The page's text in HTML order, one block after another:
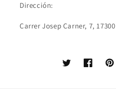
Dirección:
Carrer Josep Carner, 7,
TwitterFacebook